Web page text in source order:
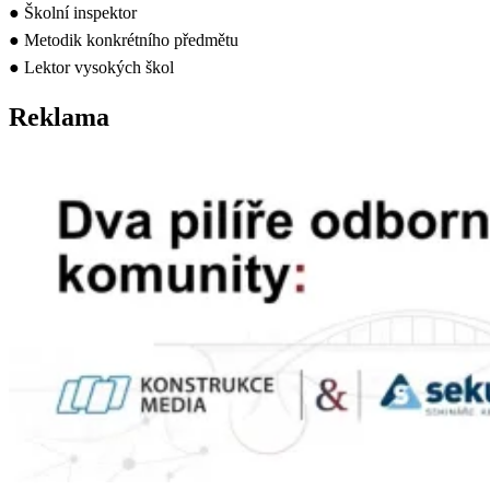
● Školní inspektor
● Metodik konkrétního předmětu
● Lektor vysokých škol
Reklama